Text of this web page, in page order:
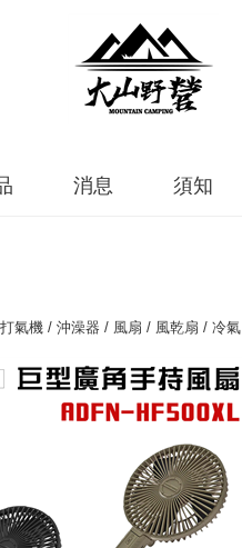
消息 須知
打氣機 / 沖澡器 / 風扇 / 風乾扇 / 冷氣